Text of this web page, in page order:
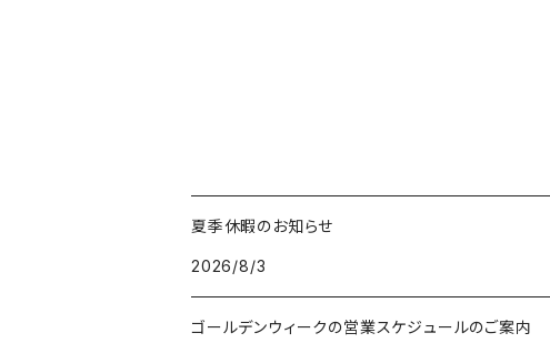
夏季休暇のお知らせ
2026/8/3
ゴールデンウィークの営業スケジュールのご案内